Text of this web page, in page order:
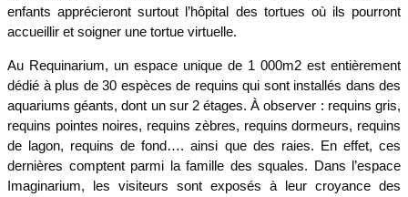
enfants apprécieront surtout l’hôpital des tortues où ils pourront
accueillir et soigner une tortue virtuelle.
Au Requinarium, un espace unique de 1 000m2 est entièrement
dédié à plus de 30 espèces de requins qui sont installés dans des
aquariums géants, dont un sur 2 étages. À observer : requins gris,
requins pointes noires, requins zèbres, requins dormeurs, requins
de lagon, requins de fond…. ainsi que des raies. En effet, ces
dernières comptent parmi la famille des squales. Dans l’espace
Imaginarium, les visiteurs sont exposés à leur croyance des